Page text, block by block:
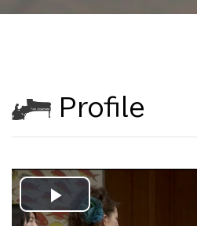
Profile
Play